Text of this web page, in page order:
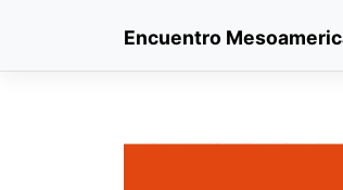
content
Encuentro